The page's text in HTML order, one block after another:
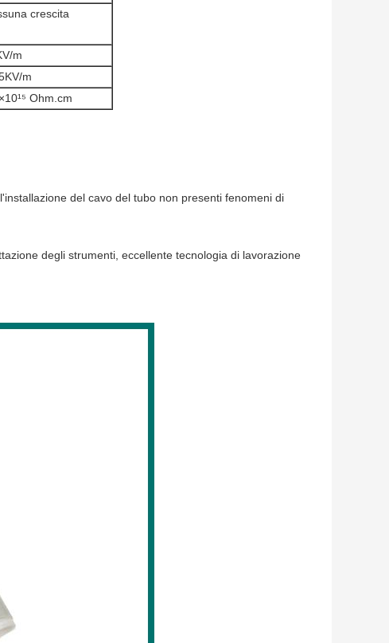
crescita
m
m
Ohm.cm
del cavo del tubo non presenti fenomeni di
degli strumenti, eccellente tecnologia di lavorazione